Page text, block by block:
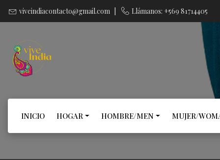
viveindiacontacto@gmail.com Llámanos: +569 81714405
INICIO HOGAR HOMBRE/MEN MUJER/